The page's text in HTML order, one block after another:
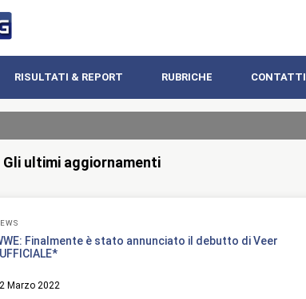
RISULTATI & REPORT RUBRICHE CONTATTI
Gli ultimi aggiornamenti
Finalmente è stato annunciato il debutto di Veer
Marzo 2022